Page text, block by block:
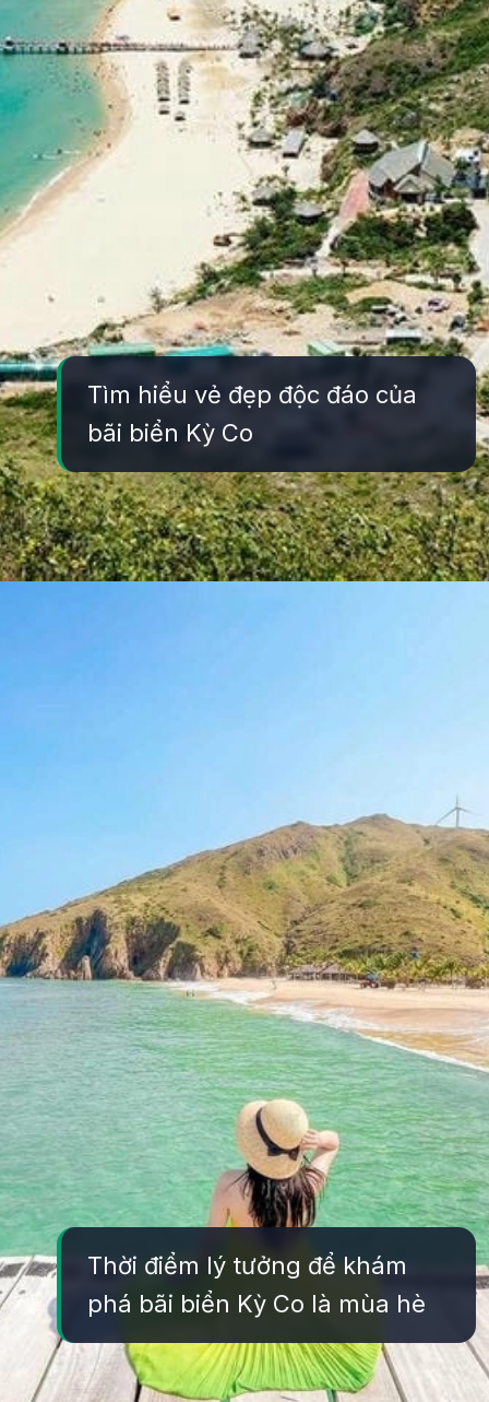
Tìm hiểu vẻ đẹp độc đáo của
bãi biển Kỳ Co
Thời điểm lý tưởng để khám
phá bãi biển Kỳ Co là mùa hè